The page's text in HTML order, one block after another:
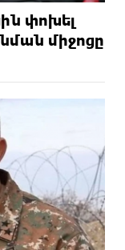
փոխել
միջոցը